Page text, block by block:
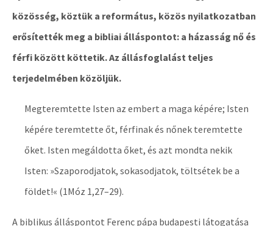
közösség, köztük a református, közös nyilatkozatban
erősítették meg a bibliai álláspontot: a házasság nő és
férfi között köttetik. Az állásfoglalást teljes
terjedelmében közöljük.
Megteremtette Isten az embert a maga képére; Isten
képére teremtette őt, férfinak és nőnek teremtette
őket. Isten megáldotta őket, és azt mondta nekik
Isten: »Szaporodjatok, sokasodjatok, töltsétek be a
földet!« (1Móz 1,27–29).
A biblikus álláspontot Ferenc pápa budapesti látogatása